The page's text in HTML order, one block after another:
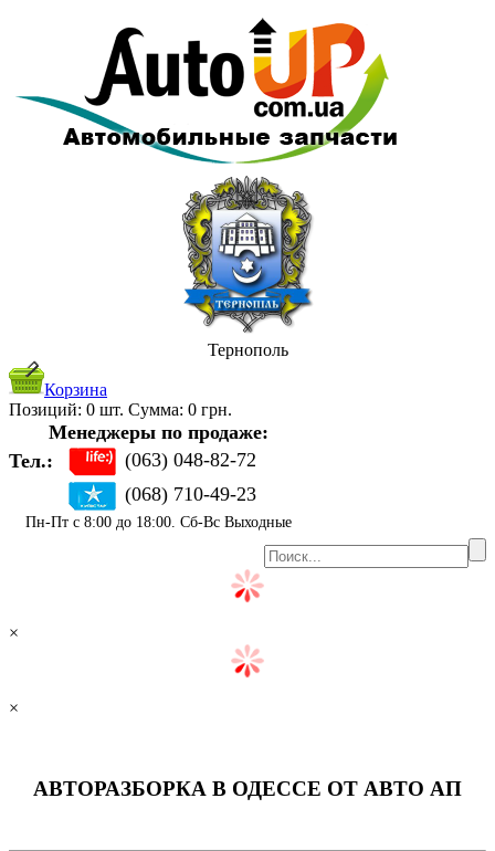
Тернополь
Корзина
Позиций: 0 шт. Cуммa: 0 грн.
Менеджеры по продаже:
Тел.:
(063) 048-82-72
(068) 710-49-23
Пн-Пт с 8:00 до 18:00. Сб-Вс Выходные
×
×
АВТОРАЗБОРКА В ОДЕССЕ ОТ AВТО АП